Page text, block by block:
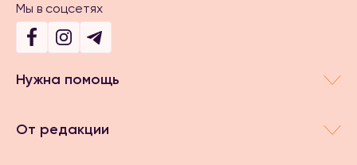
Мы в соцсетях
Нужна помощь
От редакции